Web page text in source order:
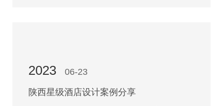
2023 06-23
陕西星级酒店设计案例分享